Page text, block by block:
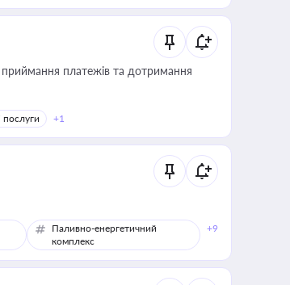
послуги +1
Паливно-енергетичний
комплекс
+9